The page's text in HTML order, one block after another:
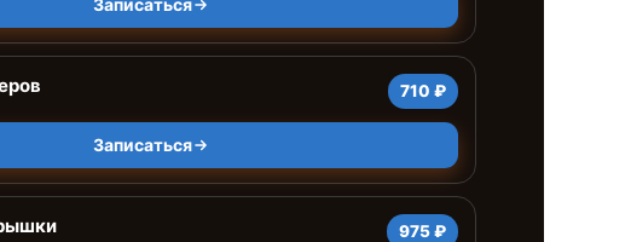
Записаться
710 ₽
Записаться
975 ₽